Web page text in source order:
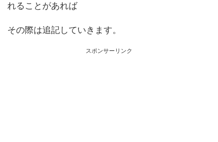
れることがあれば
その際は追記していきます。
スポンサーリンク